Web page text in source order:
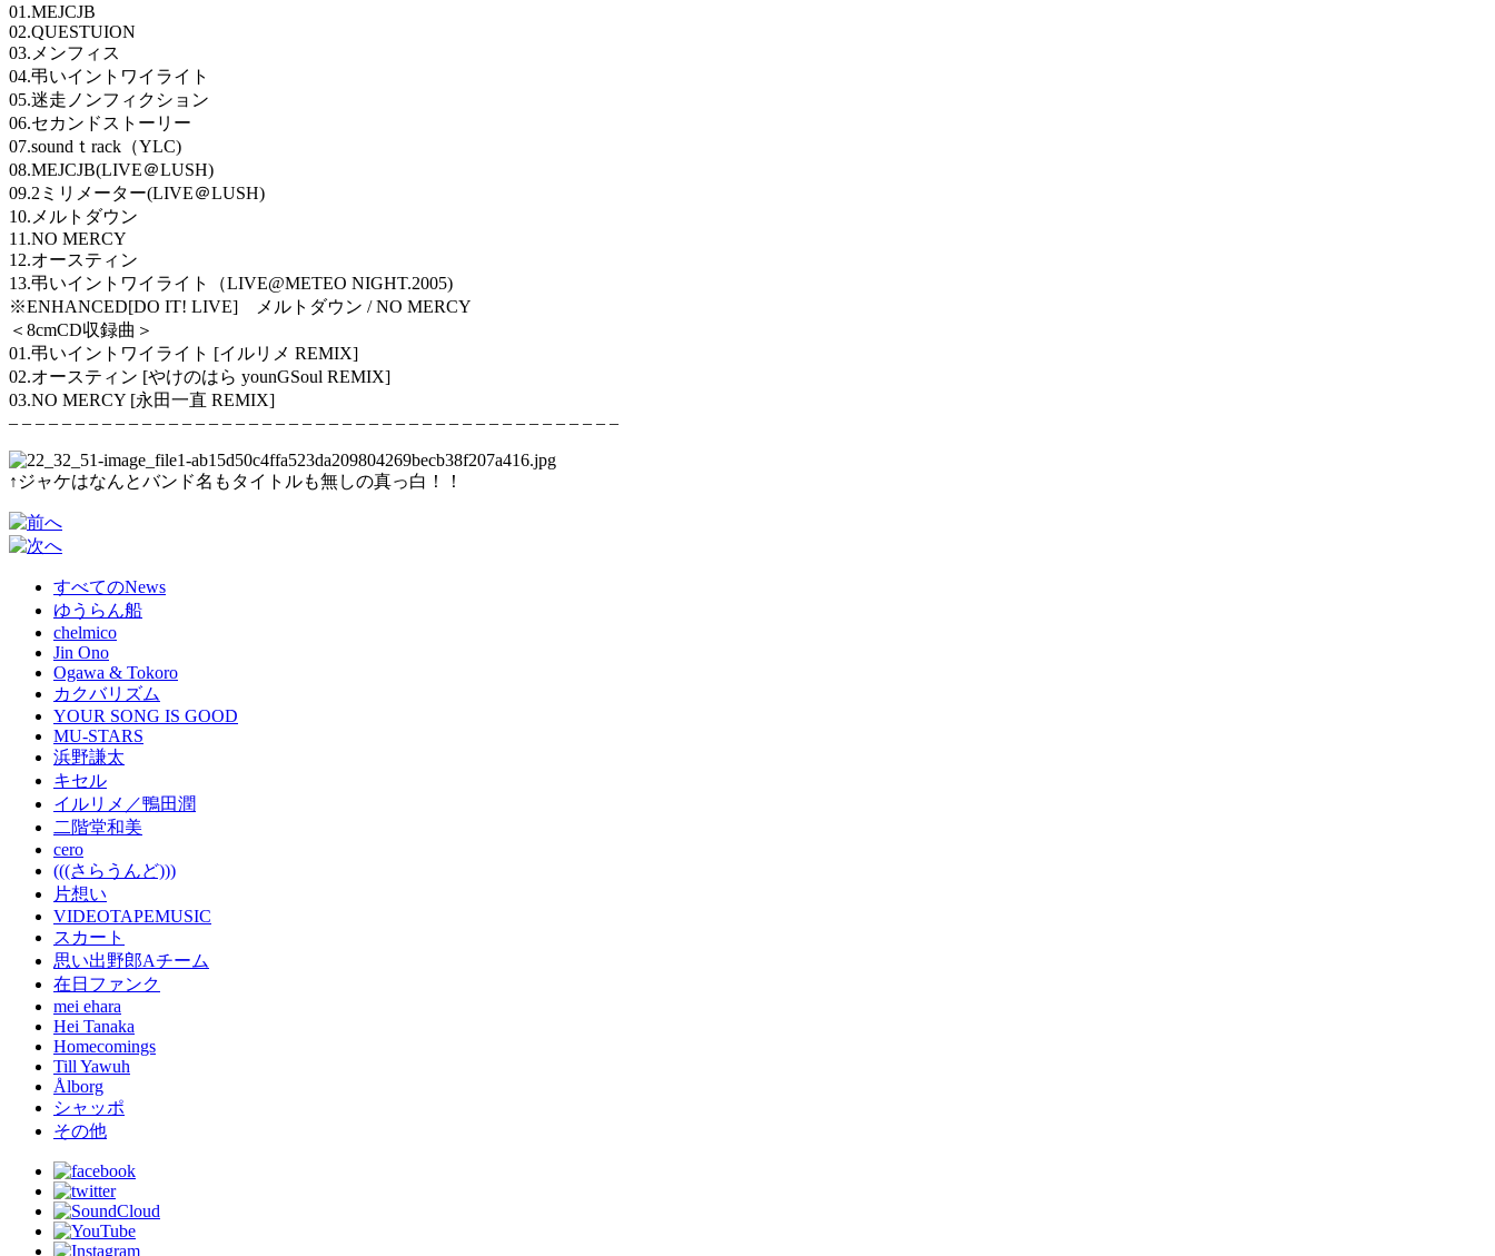
01.MEJCJB
02.QUESTUION
03.メンフィス
04.弔いイントワイライト
05.迷走ノンフィクション
06.セカンドストーリー
07.soundｔrack（YLC)
08.MEJCJB(LIVE＠LUSH)
09.2ミリメーター(LIVE＠LUSH)
10.メルトダウン
11.NO MERCY
12.オースティン
13.弔いイントワイライト（LIVE@METEO NIGHT.2005)
※ENHANCED[DO IT! LIVE] メルトダウン / NO MERCY
＜8cmCD収録曲＞
01.弔いイントワイライト [イルリメ REMIX]
02.オースティン [やけのはら younGSoul REMIX]
03.NO MERCY [永田一直 REMIX]
– – – – – – – – – – – – – – – – – – – – – – – – – – – – – – – – – – – – – – – – – – – – – –
↑ジャケはなんとバンド名もタイトルも無しの真っ白！！
すべてのNews
ゆうらん船
chelmico
Jin Ono
Ogawa & Tokoro
カクバリズム
YOUR SONG IS GOOD
MU-STARS
浜野謙太
キセル
イルリメ／鴨田潤
二階堂和美
cero
(((さらうんど)))
片想い
VIDEOTAPEMUSIC
スカート
思い出野郎Aチーム
在日ファンク
mei ehara
Hei Tanaka
Homecomings
Till Yawuh
Ålborg
シャッポ
その他